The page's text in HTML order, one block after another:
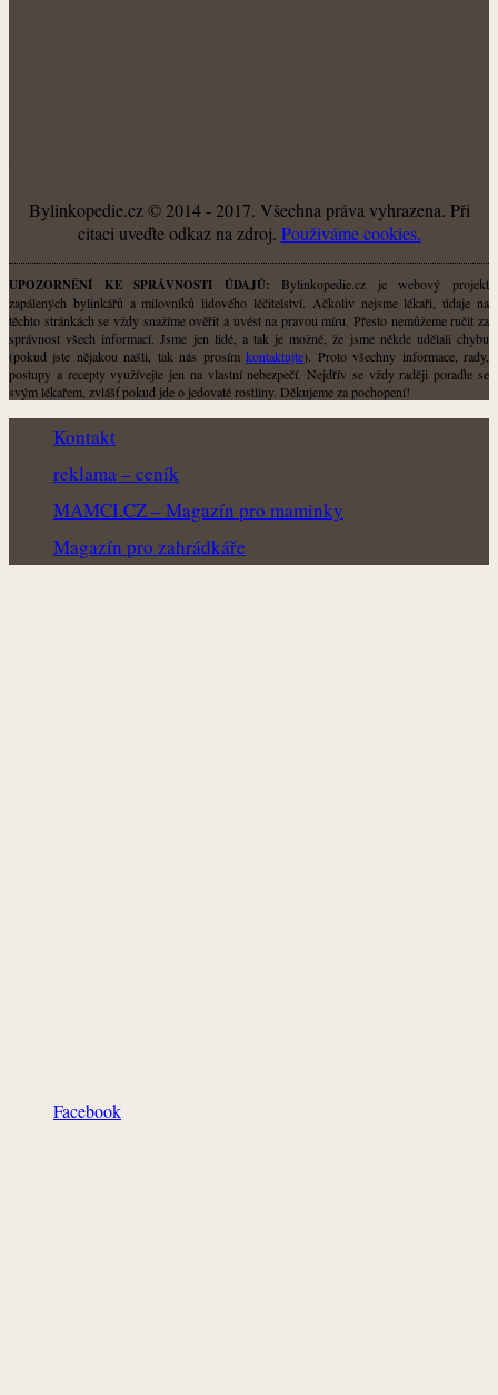
Bylinkopedie.cz © 2014 - 2017. Všechna práva vyhrazena. Při
citaci uveďte odkaz na zdroj. Použiváme cookies.
UPOZORNĚNÍ KE SPRÁVNOSTI ÚDAJŮ: Bylinkopedie.cz je webový projekt
zapálených bylinkářů a milovníků lidového léčitelství. Ačkoliv nejsme lékaři, údaje na
těchto stránkách se vždy snažíme ověřit a uvést na pravou míru. Přesto nemůžeme ručit za
správnost všech informací. Jsme jen lidé, a tak je možné, že jsme někde udělali chybu
(pokud jste nějakou našli, tak nás prosímkontaktujte). Proto všechny informace, rady,
postupy a recepty využívejte jen na vlastní nebezpečí. Nejdřív se vždy raději poraďte se
svým lékařem, zvlášť pokud jde o jedovaté rostliny. Děkujeme za pochopení!
Kontakt
reklama – ceník
MAMCI.CZ – Magazín pro maminky
Magazín pro zahrádkáře